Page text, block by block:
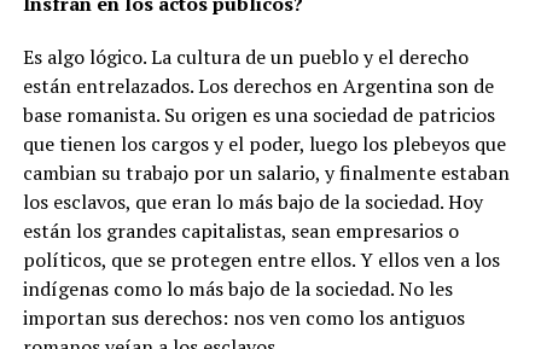
Es algo lógico. La cultura de un pueblo y el derecho
están entrelazados. Los derechos en Argentina son de
base romanista. Su origen es una sociedad de patricios
que tienen los cargos y el poder, luego los plebeyos que
cambian su trabajo por un salario, y finalmente estaban
los esclavos, que eran lo más bajo de la sociedad.Hoy
están los grandes capitalistas, sean empresarios o
políticos, que se protegen entre ellos. Y ellos ven a los
indígenas como lo más bajo de la sociedad. No les
importan sus derechos: nos ven como los antiguos